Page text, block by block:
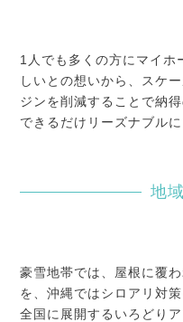
1人でも多くの方にマイホ
しいとの想いから、スケ
ジンを削減することで納
できるだけリーズナブルに
地
豪雪地帯では、屋根に覆
を、沖縄ではシロアリ対
全国に展開するいろどり